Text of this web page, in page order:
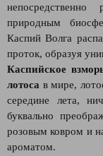
природным
Каспий Волга
проток, образуя
Каспийское
лотоса в мире,
середине лета,
буквально
розовым ковром и
ароматом.